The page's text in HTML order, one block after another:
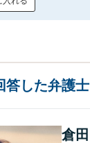
答した弁護士
倉